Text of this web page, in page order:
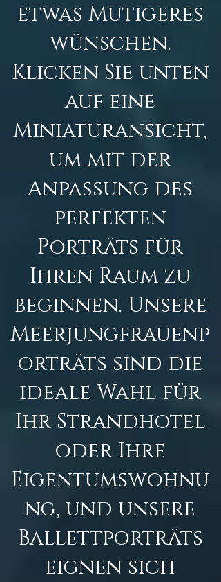
etwas Mutigeres
wünschen.
Klicken Sie unten
auf eine
Miniaturansicht,
um mit der
Anpassung des
perfekten
Porträts für
Ihren Raum zu
beginnen. Unsere
Meerjungfrauenp
orträts sind die
ideale Wahl für
Ihr Strandhotel
oder Ihre
Eigentumswohnu
ng, und unsere
Ballettporträts
eignen sich